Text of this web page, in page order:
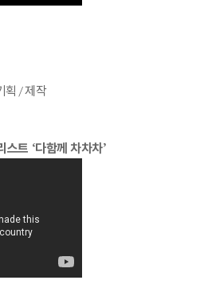
획 / 제작
트 ‘다함께 차차차’